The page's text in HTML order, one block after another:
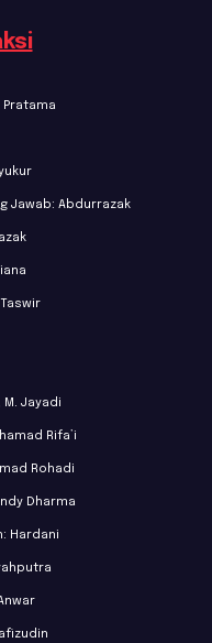
Pratama
Jawab: Abdurrazak
M. Jayadi
Rifa’i
Rohadi
Dharma
Hardani